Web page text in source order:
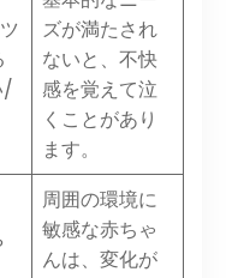
/
ズが満たされ
ないと、不快
感を覚えて泣
くことがあり
ます。
周囲の環境に
敏感な赤ちゃ
んは、変化が